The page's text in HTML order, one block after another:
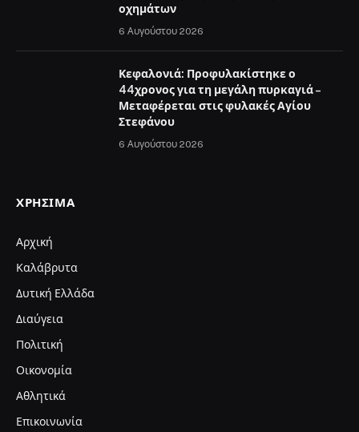
οχημάτων
6 Αυγούστου 2026
Κεφαλονιά: Προφυλακίστηκε ο
44χρονος για τη μεγάλη πυρκαγιά –
Μεταφέρεται στις φυλακές Αγίου
Στεφάνου
6 Αυγούστου 2026
ΧΡΉΣΙΜΑ
Αρχική
Καλάβρυτα
Δυτική Ελλάδα
Διαύγεια
Πολιτική
Οικονομία
Αθλητικά
Επικοινωνία